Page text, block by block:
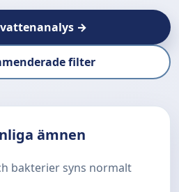
→
filter
ämnen
bakterier syns normalt